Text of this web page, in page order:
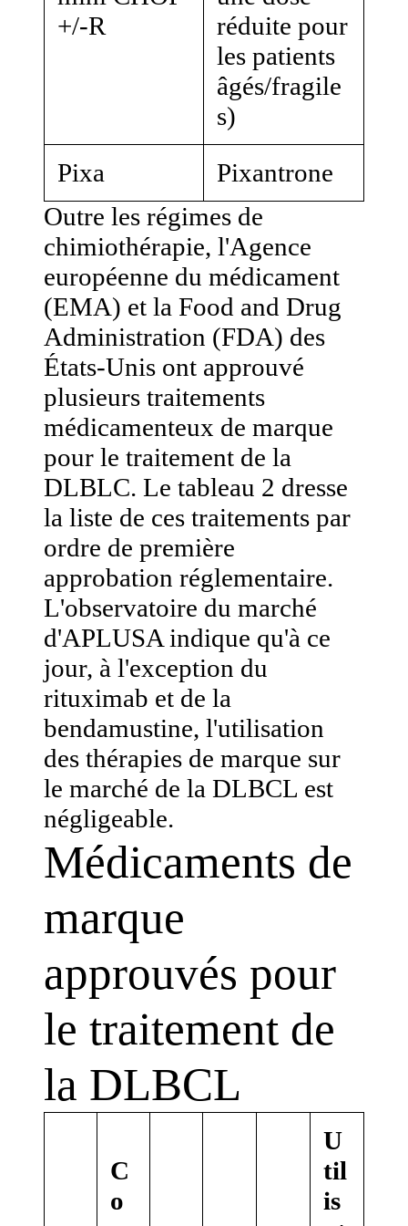
+/-R
réduite pour
les patients
âgés/fragile
s)
Pixa
Pixantrone
Outre les régimes de
chimiothérapie, l'Agence
européenne du médicament
(EMA) et la Food and Drug
Administration (FDA) des
États-Unis ont approuvé
plusieurs traitements
médicamenteux de marque
pour le traitement de la
DLBLC. Le tableau 2 dresse
la liste de ces traitements par
ordre de première
approbation réglementaire.
L'observatoire du marché
d'APLUSA indique qu'à ce
jour, à l'exception du
rituximab et de la
bendamustine, l'utilisation
des thérapies de marque sur
le marché de la DLBCL est
négligeable.
Médicaments de
marque
approuvés pour
le traitement de
la DLBCL
C
o
U
til
is